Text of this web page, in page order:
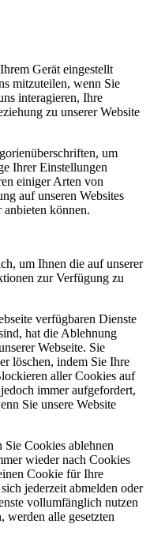
Gerät eingestellt
mitzuteilen, wenn Sie
interagieren, Ihre
zu unserer Website
um
Ihrer Einstellungen
einiger Arten von
auf unseren Websites
können.
um Ihnen die auf unserer
zur Verfügung zu
verfügbaren Dienste
hat die Ablehnung
Webseite. Sie
löschen, indem Sie Ihre
aller Cookies auf
immer aufgefordert,
Sie unsere Website
Cookies ablehnen
wieder nach Cookies
Cookie für Ihre
jederzeit abmelden oder
vollumfänglich nutzen
werden alle gesetzten